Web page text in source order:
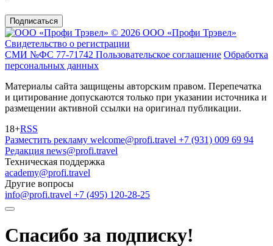
Подписаться
© 2026 ООО «Профи Трэвeл»
Свидетельство о регистрации
СМИ №ФС 77-71742 Пользовательское соглашение Обработка
персональных данных
Материалы сайта защищены авторским правом. Перепечатка
и цитирование допускаются только при указании источника и
размещении активной ссылки на оригинал публикации.
18+RSS
Разместить рекламу welcome@profi.travel +7 (931) 009 69 94
Редакция news@profi.travel
Техническая поддержка
academy@profi.travel
Другие вопросы
info@profi.travel +7 (495) 120-28-25
Спасибо за подписку!